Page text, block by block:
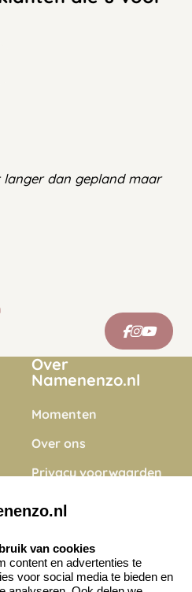
langer dan gepland maar
Over
Namenenzo.nl
Momenten
Over ons
Privacy voorwaarden
Onze vacatures
van cookies
content en advertenties te
voor social media te bieden en